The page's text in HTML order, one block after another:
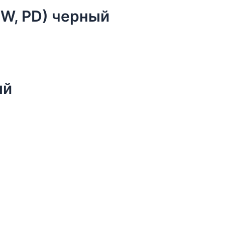
PD) черный